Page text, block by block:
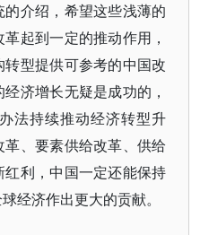
介绍，希望这些浅薄的
起到一定的推动作用，
型提供可参考的中国改
济增长无疑是成功的，
法持续推动经济转型升
、要素供给改革、供给
利，中国一定还能保持
经济作出更大的贡献。